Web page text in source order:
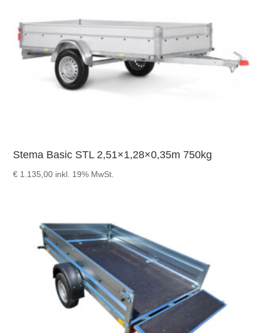
Stema Basic STL 2,51×1,28×0,35m 750kg
€ 1.135,00 inkl. 19% MwSt.